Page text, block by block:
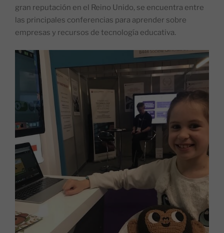
gran reputación en el Reino Unido, se encuentra entre
las principales conferencias para aprender sobre
empresas y recursos de tecnología educativa.